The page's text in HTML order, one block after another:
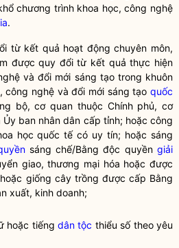
chương trình khoa học, công nghệ
.
từ kết quả hoạt động chuyên môn,
được quy đổi từ kết quả thực hiện
và đổi mới sáng tạo trong khuôn
công nghệ và đổi mới sáng tạo quốc
bộ, cơ quan thuộc Chính phủ, cơ
ban nhân dân cấp tỉnh; hoặc công
học quốc tế có uy tín; hoặc sáng
sáng chế/Bằngđộc quyền giải
giao, thương mại hóa hoặc được
giống cây trồng được cấp Bằng
xuất, kinh doanh;
hoặc tiếngdân tộc thiểu số theo yêu